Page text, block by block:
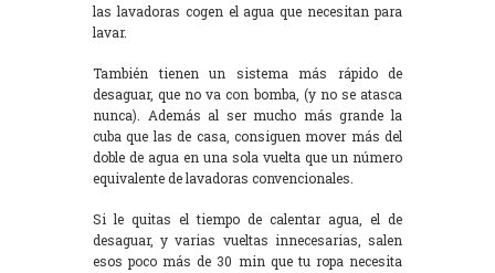
las lavadoras cogen el agua que necesitan para
lavar.
También tienen un sistema más rápido de
desaguar, que no va con bomba, (y no se atasca
nunca). Además al ser mucho más grande la
cuba que las de casa, consiguen mover más del
doble de agua en una sola vuelta que un número
equivalente de lavadoras convencionales.
Si le quitas el tiempo de calentar agua, el de
desaguar, y varias vueltas innecesarias, salen
esos poco más de 30 min que tu ropa necesita